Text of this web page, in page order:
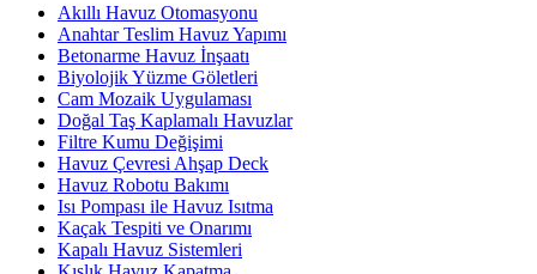
Akıllı Havuz Otomasyonu
Anahtar Teslim Havuz Yapımı
Betonarme Havuz İnşaatı
Biyolojik Yüzme Göletleri
Cam Mozaik Uygulaması
Doğal Taş Kaplamalı Havuzlar
Filtre Kumu Değişimi
Havuz Çevresi Ahşap Deck
Havuz Robotu Bakımı
Isı Pompası ile Havuz Isıtma
Kaçak Tespiti ve Onarımı
Kapalı Havuz Sistemleri